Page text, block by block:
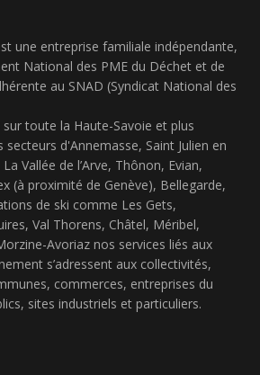
une entreprise familiale indépendante,
National des PME du Déchet et de
au SNAD (Syndicat National des
toute la Haute-Savoie et plus
secteurs d'Annemasse, Saint Julien en
Vallée de l’Arve, Thônon, Evian,
(à proximité de Genève), Bellegarde,
de ski comme Les Gets,
Val Thorens, Châtel, Méribel,
Avoriaz nos services liés aux
s’adressent aux collectivités,
commerces, entreprises du
sites industriels et particuliers.